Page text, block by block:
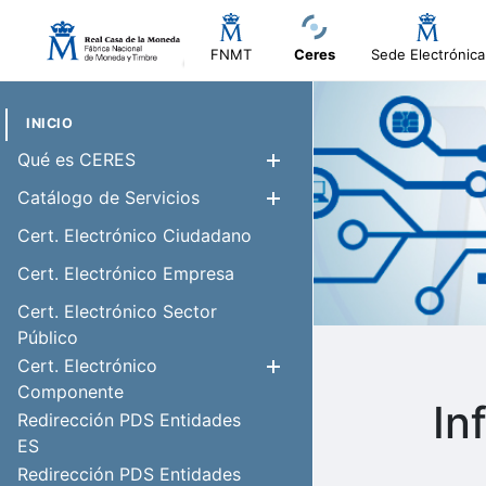
FNMT Ceres Sede Electrónica
INICIO
Qué es CERES
Mostrar/
Catálogo de Servicios
Mostrar/
Cert. Electrónico Ciudadano
Cert. Electrónico Empresa
Cert. Electrónico Sector
Público
Cert. Electrónico
Componente
Redirección PDS Entidades
ES
Redirección PDS Entidades